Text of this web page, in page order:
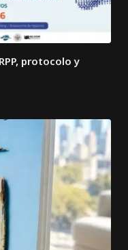
protocolo y